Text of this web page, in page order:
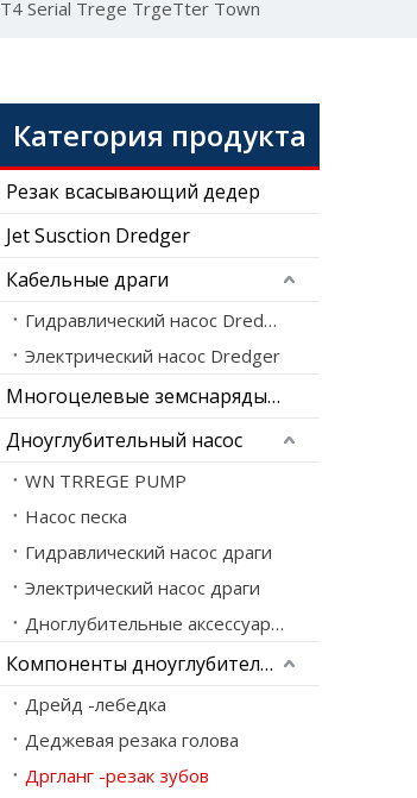
T4 Serial Trege TrgeTter Town
Категория продукта
Резак всасывающий дедер
Jet Susction Dredger
Кабельные драги
Гидравлический насос Dredger
Электрический насос Dredger
Многоцелевые земснаряды-амфибии
Дноуглубительный насос
WN TRREGE PUMP
Насос песка
Гидравлический насос драги
Электрический насос драги
Дноглубительные аксессуары для насоса
Компоненты дноуглубительного оборудования
Дрейд -лебедка
Деджевая резака голова
Дргланг -резак зубов